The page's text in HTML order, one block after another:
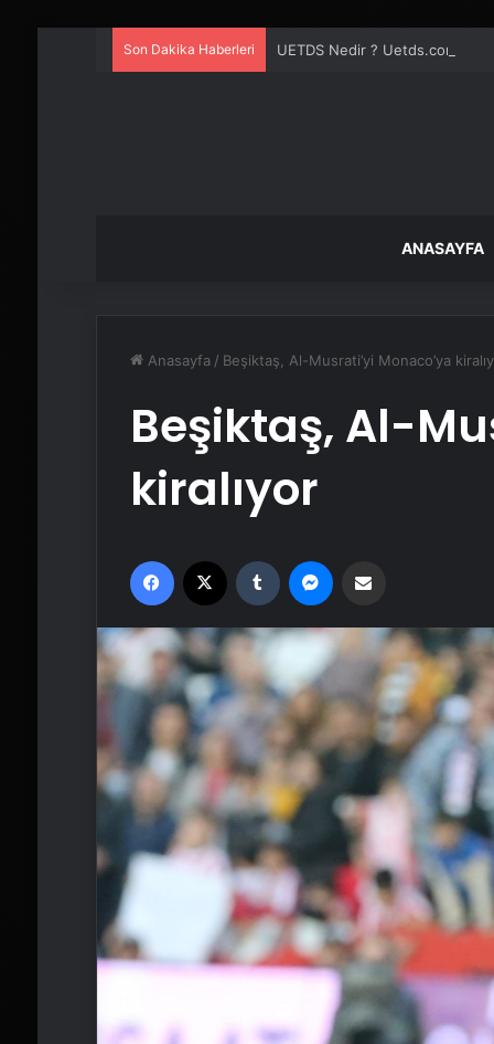
Son Dakika Haberleri UETDS Nedir ? Uetds.com İle
ANASAYFA
Anasayfa / Beşiktaş, Al-Musrati’yi Monaco’ya
Beşiktaş, Al-
kiralıyor
Facebook Tumblr